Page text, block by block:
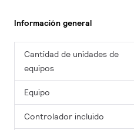
Información general
Cantidad de unidades de
equipos
Equipo
Controlador incluido